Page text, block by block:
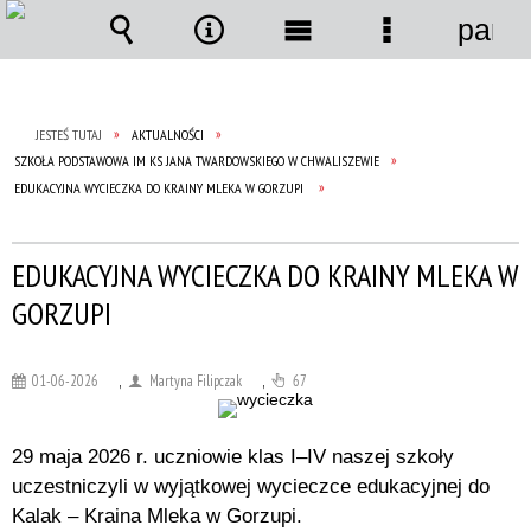
JESTEŚ TUTAJ
AKTUALNOŚCI
SZKOŁA PODSTAWOWA IM KS JANA TWARDOWSKIEGO W CHWALISZEWIE
EDUKACYJNA WYCIECZKA DO KRAINY MLEKA W GORZUPI
EDUKACYJNA WYCIECZKA DO KRAINY MLEKA W
GORZUPI
01-06-2026 Martyna Filipczak 67
29 maja 2026 r. uczniowie klas I–IV naszej szkoły
uczestniczyli w wyjątkowej wycieczce edukacyjnej do
Kalak – Kraina Mleka w Gorzupi.
Wyszukiwarka
Narzędzia
Menu Menu
panel